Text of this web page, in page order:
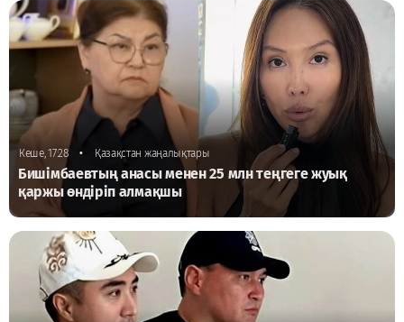
Кеше, 17:28 • Қазақстан жаңалықтары
Бишімбаевтың анасы менен 25 млн теңгеге жуық
қаржы өндіріп алмақшы